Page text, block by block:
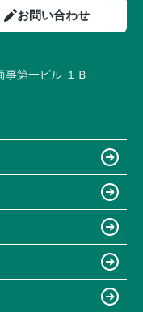
お問い合わせ
事第一ビル １Ｂ